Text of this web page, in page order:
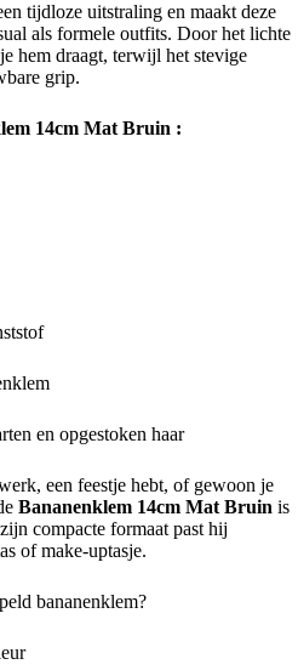
tijdloze uitstraling en maakt deze
als formele outfits. Door het lichte
hem draagt, terwijl het stevige
grip.
14cm Mat Bruin :
en opgestoken haar
een feestje hebt, of gewoon je
Bananenklem 14cm Mat Bruin is
compacte formaat past hij
of make-uptasje.
bananenklem?